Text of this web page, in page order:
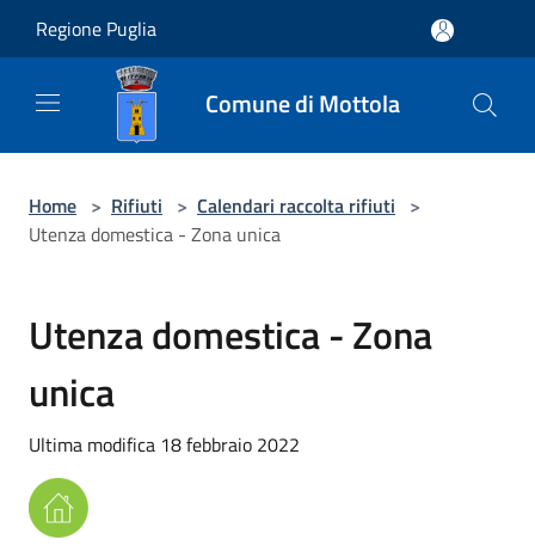
Regione Puglia
Comune di Mottola
Home > Rifiuti > Calendari raccolta rifiuti >
Utenza domestica - Zona unica
Utenza domestica - Zona
unica
Ultima modifica 18 febbraio 2022